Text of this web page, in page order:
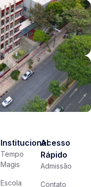
Institucional
Tempo
Magis
Escola
Acesso
Rápido
Admissão
Contato